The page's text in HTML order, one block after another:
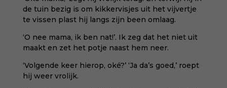
de tuin bezig is om kikkervisjes uit het vijvertje
te vissen plast hij langs zijn been omlaag.
‘O nee mama, ik ben nat!’. Ik zeg dat het niet uit
maakt en zet het potje naast hem neer.
‘Volgende keer hierop, oké?’ ‘Ja da’s goed,’ roept
hij weer vrolijk.